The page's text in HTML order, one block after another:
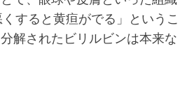
すると黄疸がでる」というこ
解されたビリルビンは本来な